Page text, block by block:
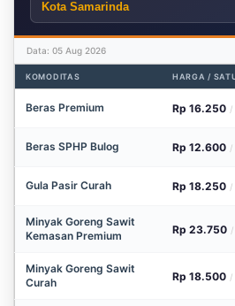
Data: 05 Aug 2026
KOMODITAS HARGA /
Beras Premium Rp 16.250 /
Beras SPHP Bulog Rp 12.600 /
Gula Pasir Curah Rp 18.250 /
Minyak Goreng Sawit
Kemasan Premium
Rp 23.750 /
Minyak Goreng Sawit
Curah
Rp 18.500 /